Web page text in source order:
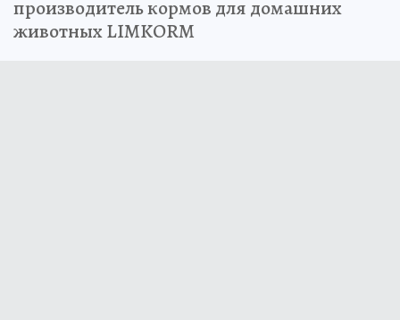
производитель кормов для домашних
животных LIMKORM